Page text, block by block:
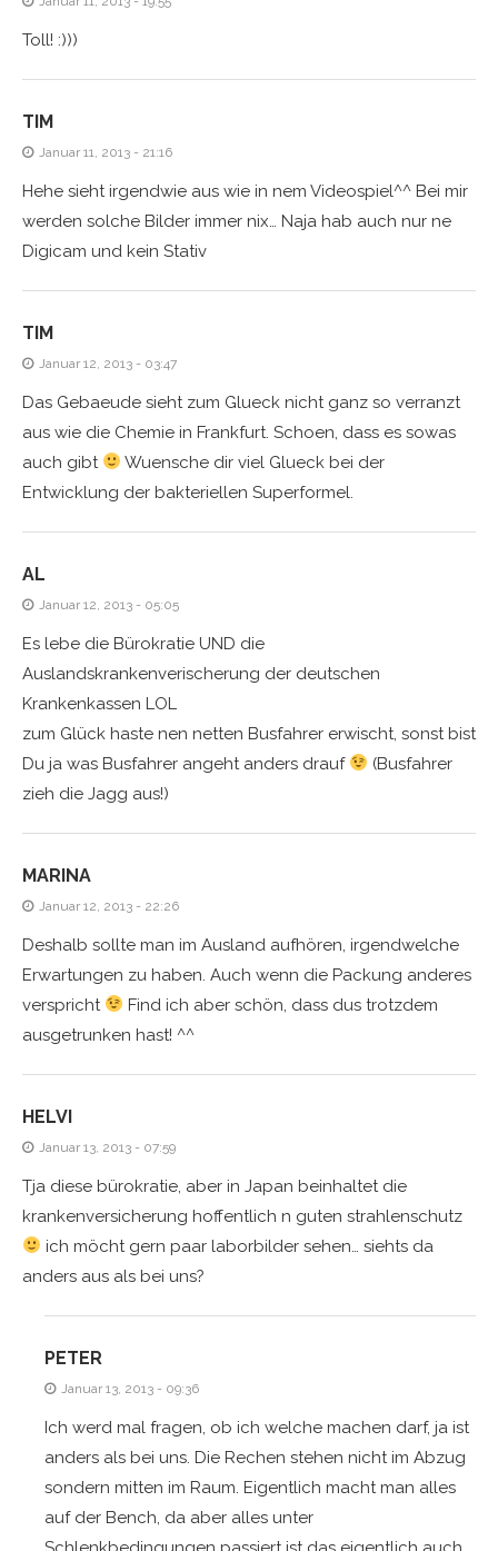
Toll! :)))
TIM
Januar 11, 2013 - 21:16
Hehe sieht irgendwie aus wie in nem Videospiel^^ Bei mir
werden solche Bilder immer nix… Naja hab auch nur ne
Digicam und kein Stativ
TIM
Januar 12, 2013 - 03:47
Das Gebaeude sieht zum Glueck nicht ganz so verranzt
aus wie die Chemie in Frankfurt. Schoen, dass es sowas
auch gibt
Wuensche dir viel Glueck bei der
Entwicklung der bakteriellen Superformel.
AL
Januar 12, 2013 - 05:05
Es lebe die Bürokratie UND die
Auslandskrankenverischerung der deutschen
Krankenkassen LOL
zum Glück haste nen netten Busfahrer erwischt, sonst bist
Du ja was Busfahrer angeht anders drauf
(Busfahrer
zieh die Jagg aus!)
MARINA
Januar 12, 2013 - 22:26
Deshalb sollte man im Ausland aufhören, irgendwelche
Erwartungen zu haben. Auch wenn die Packung anderes
verspricht
Find ich aber schön, dass dus trotzdem
ausgetrunken hast! ^^
HELVI
Januar 13, 2013 - 07:59
Tja diese bürokratie, aber in Japan beinhaltet die
krankenversicherung hoffentlich n guten strahlenschutz
ich möcht gern paar laborbilder sehen… siehts da
anders aus als bei uns?
PETER
Januar 13, 2013 - 09:36
Ich werd mal fragen, ob ich welche machen darf, ja ist
anders als bei uns. Die Rechen stehen nicht im Abzug
sondern mitten im Raum. Eigentlich macht man alles
auf der Bench, da aber alles unter